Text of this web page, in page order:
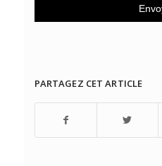
PARTAGEZ CET ARTICLE